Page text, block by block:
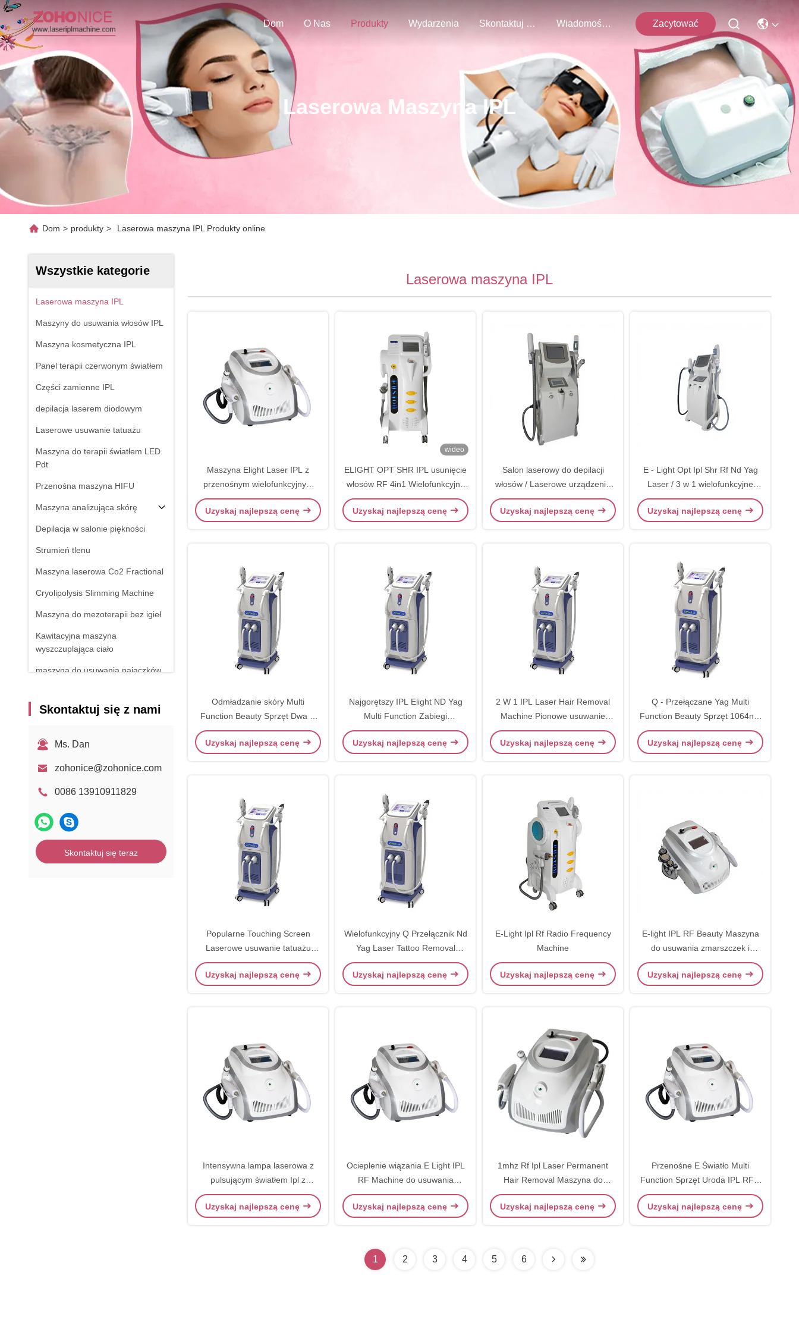
Dom O Nas Produkty Wydarzenia Skontaktuj Się Z Nami Wiadomości Firmowe Zacytować
Laserowa Maszyna IPL
Dom > produkty > Laserowa maszyna IPL Produkty online
Wszystkie kategorie
Laserowa maszyna IPL
Maszyny do usuwania włosów IPL
Maszyna kosmetyczna IPL
Panel terapii czerwonym światłem
Części zamienne IPL
depilacja laserem diodowym
Laserowe usuwanie tatuażu
Maszyna do terapii światłem LED
Pdt
Przenośna maszyna HIFU
Maszyna analizująca skórę
Depilacja w salonie piękności
Strumień tlenu
Maszyna laserowa Co2 Fractional
Cryolipolysis Slimming Machine
Maszyna do mezoterapii bez igieł
Kawitacyjna maszyna
wyszczuplająca ciało
maszyna do usuwania pajączków
Urządzenie do fizjoterapii
Skontaktuj się z nami
Ms. Dan
zohonice@zohonice.com
0086 13910911829
Skontaktuj się teraz
Laserowa maszyna IPL
Maszyna Elight Laser IPL z
przenośnym wielofunkcyjnym
urządzeniem 3in1
Uzyskaj najlepszą cenę
wideo
ELIGHT OPT SHR IPL usunięcie
włosów RF 4in1 Wielofunkcyjny
sprzęt kosmetyczny do salonu
Uzyskaj najlepszą cenę
Salon laserowy do depilacji
włosów / Laserowe urządzenie
do usuwania włosów Ipl
Uzyskaj najlepszą cenę
E - Light Opt Ipl Shr Rf Nd Yag
Laser / 3 w 1 wielofunkcyjne
urządzenie kosmetyczne
Uzyskaj najlepszą cenę
Odmładzanie skóry Multi
Function Beauty Sprzęt Dwa w
jednym CE
Uzyskaj najlepszą cenę
Najgorętszy IPL Elight ND Yag
Multi Function Zabiegi
Wyszczuplające / Usuwanie
Tatuażu
Uzyskaj najlepszą cenę
2 W 1 IPL Laser Hair Removal
Machine Pionowe usuwanie
tatuażu Laser Equipment
Uzyskaj najlepszą cenę
Q - Przełączane Yag Multi
Function Beauty Sprzęt 1064nm
532nm Laser
Uzyskaj najlepszą cenę
Popularne Touching Screen
Laserowe usuwanie tatuażu
sprzętu dla kobiet
Uzyskaj najlepszą cenę
Wielofunkcyjny Q Przełącznik Nd
Yag Laser Tattoo Removal
Machine Ac220v / 50hz
Uzyskaj najlepszą cenę
E-Light Ipl Rf Radio Frequency
Machine
Uzyskaj najlepszą cenę
E-light IPL RF Beauty Maszyna
do usuwania zmarszczek i
usuwania włosów
Uzyskaj najlepszą cenę
Intensywna lampa laserowa z
pulsującym światłem Ipl z
systemem 6 In1 łatwa w użyciu
Uzyskaj najlepszą cenę
Ocieplenie wiązania E Light IPL
RF Machine do usuwania
kolorowych plam tatuażowych
Uzyskaj najlepszą cenę
1mhz Rf Ipl Laser Permanent
Hair Removal Maszyna do
usuwania tatuaży Ac220v 50hz
Uzyskaj najlepszą cenę
Przenośne E Światło Multi
Function Sprzęt Uroda IPL RF z
4 uchwytami filtrów
Uzyskaj najlepszą cenę
1 2 3 4 5 6